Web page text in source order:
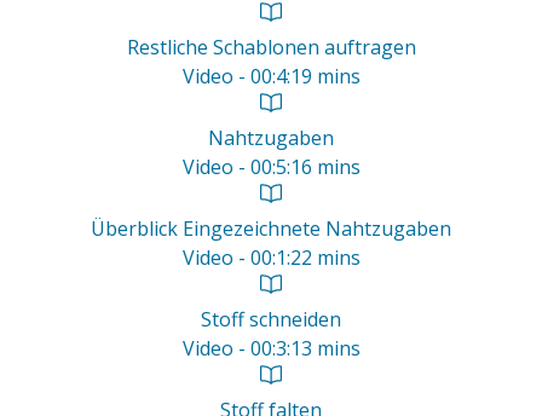
Restliche Schablonen auftragen
Video - 00:4:19 mins
Nahtzugaben
Video - 00:5:16 mins
Überblick Eingezeichnete Nahtzugaben
Video - 00:1:22 mins
Stoff schneiden
Video - 00:3:13 mins
Stoff falten